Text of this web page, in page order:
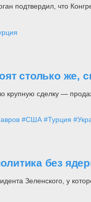
подтвердил, что
столько же,
крупную сделку —
#США #Турция
без
Зеленского, у